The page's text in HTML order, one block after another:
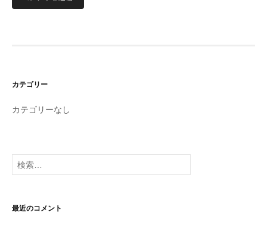
カテゴリー
カテゴリーなし
検
索:
最近のコメント